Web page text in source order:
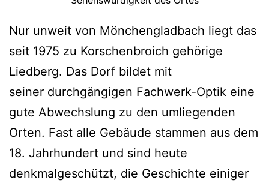
e
i
m
u
n
d
d
i
e
Nur unweit von Mönchengladbach liegt das
seit 1975 zu Korschenbroich gehörige
Liedberg. Das Dorf bildet mit
seiner durchgängigen Fachwerk-Optik eine
gute Abwechslung zu den umliegenden
Orten. Fast alle Gebäude stammen aus dem
18. Jahrhundert und sind heute
denkmalgeschützt, die Geschichte einiger